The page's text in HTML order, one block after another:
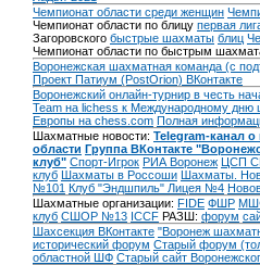
Чемпионат области среди женщин
Чемпионат области по блицу первая
Загоровского быстрые шахматы блиц
Чемпионат области по быстрым
Воронежская шахматная команда (с
Проект Патиум (PostOrion) ВКонтакте
Воронежский онлайн-турнир в честь
Team на lichess к Международному дню
Европы на chess.com Полная
Шахматные новости: Telegram-канал
области Группа ВКонтакте
клуб" Спорт-Игрок РИА Воронеж ЦСП
клуб Шахматы в Россоши Шахматы.
№101 Клуб "Эндшпиль" Лицея №4
Шахматные организации: FIDE ФШР
клуб СШОР №13 ICCF РАЗШ: форум
Шахсекция ВКонтакте "Воронеж
исторический форум Cтарый форум
областной ШФ Старый сайт